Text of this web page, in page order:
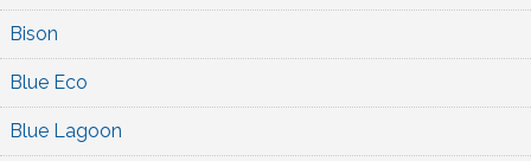
Bison
Blue Eco
Blue Lagoon